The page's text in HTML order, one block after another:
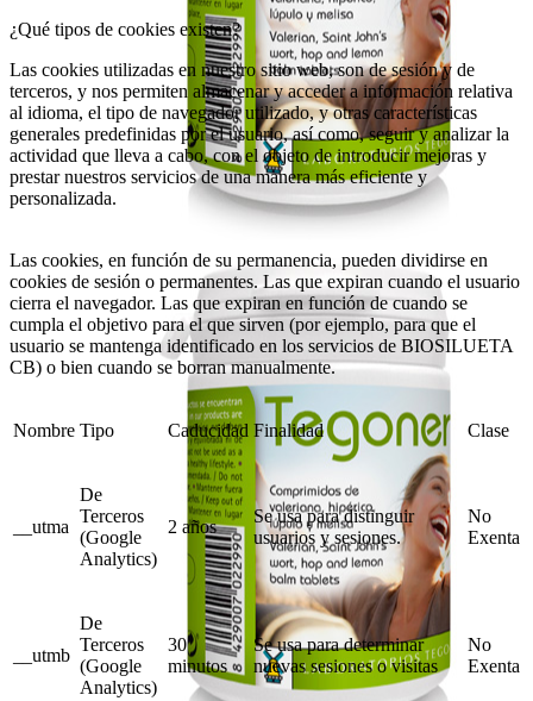
¿Qué tipos de cookies existen?
Las cookies utilizadas en nuestro sitio web, son de sesión y de
terceros, y nos permiten almacenar y acceder a información relativa
al idioma, el tipo de navegador utilizado, y otras características
generales predefinidas por el usuario, así como, seguir y analizar la
actividad que lleva a cabo, con el objeto de introducir mejoras y
prestar nuestros servicios de una manera más eficiente y
personalizada.
Las cookies, en función de su permanencia, pueden dividirse en
cookies de sesión o permanentes. Las que expiran cuando el usuario
cierra el navegador. Las que expiran en función de cuando se
cumpla el objetivo para el que sirven (por ejemplo, para que el
usuario se mantenga identificado en los servicios de BIOSILUETA
CB) o bien cuando se borran manualmente.
Nombre Tipo Caducidad Finalidad Clase
__utma
De
Terceros
(Google
Analytics)
2 años
Se usa para distinguir
usuarios y sesiones.
No
Exenta
__utmb
De
Terceros
(Google
Analytics)
30
minutos
Se usa para determinar
nuevas sesiones o visitas
No
Exenta